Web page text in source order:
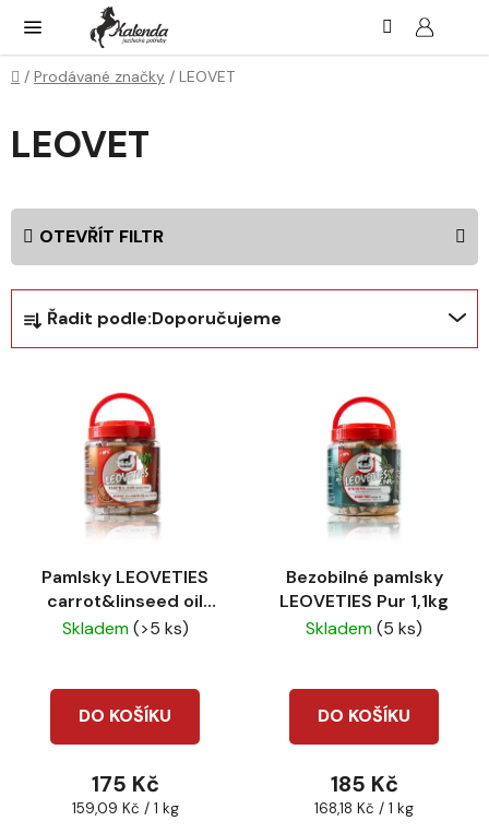
obsah
Domů
/ Prodávané značky / LEOVET
LEOVET
OTEVŘÍT FILTR
Ř
a
z
Řadit podle:Doporučujeme
Pamlsky LEOVETIES
carrot&linseed oil
1,1kg
Skladem(>5 ks)
DO KOŠÍKU
175 Kč
Měrná
159,09 Kč / 1 kg
Bezobilné pamlsky
LEOVETIES Pur 1,1kg
Skladem(5 ks)
DO KOŠÍKU
185 Kč
Měrná
168,18 Kč / 1 kg